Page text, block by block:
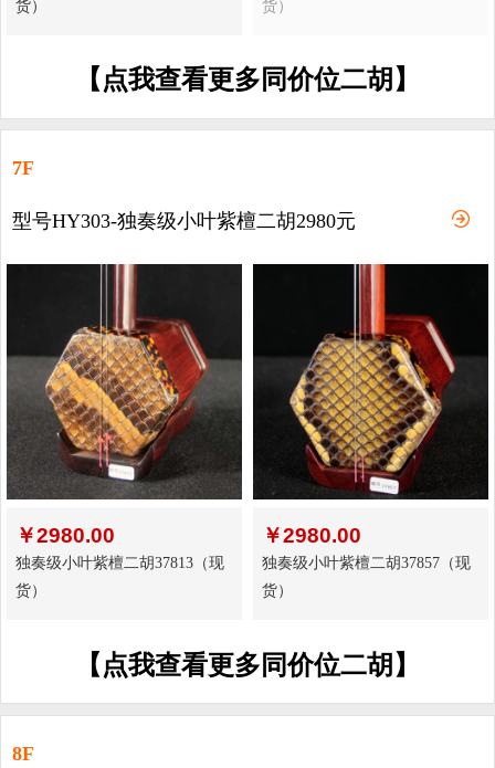
货） 货）
【点我查看更多同价位二胡】
7F
型号HY303-独奏级小叶紫檀二胡2980元
￥2980.00
独奏级小叶紫檀二胡37813（现
货）
￥2980.00
独奏级小叶紫檀二胡37857（现
货）
【点我查看更多同价位二胡】
8F